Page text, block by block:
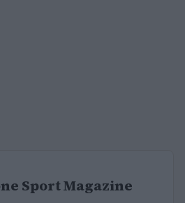
Sport Magazine